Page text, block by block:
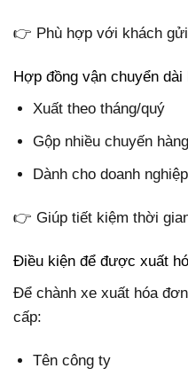
👉 Phù hợp với khách
Hợp đồng vận chuyển
Xuất theo tháng/quý
Gộp nhiều chuyến hàng
Dành cho doanh
👉 Giúp tiết kiệm thời
Điều kiện để được xuất
Để chành xe xuất hóa
cấp:
Tên công ty